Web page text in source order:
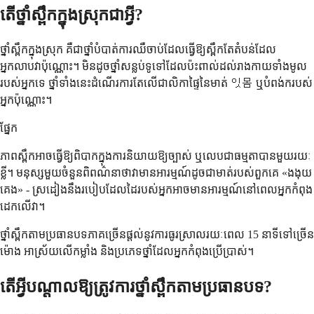
តើថ្នាំស្ពឹកក្នុងស្រុកជាអ្វី?
ថ្នាំស្ពឹកក្នុងស្រុក គឺជាថ្នាំបំបាត់ការឈឺចាប់ដែលធ្វើឱ្យស្ពឹកតែតំបន់ដែល
អ្នកលាបវាប៉ុណ្ណោះ។ មិនដូចថ្នាំសន្លប់ទូទៅដែលប៉ះពាល់ដល់រាងកាយទាំងមូល
របស់អ្នកទេ ថ្នាំទាំងនេះដំណើរការតែលើជាលិកាផ្ទៃនៃមាត់ 잇몸 ឬបំពង់ករបស់
អ្នកប៉ុណ្ណោះ។
ផ្នែក
ភាពស្ពឹកអាចធ្វើឱ្យពិបាកក្នុងការនិយាយឱ្យច្បាស់ ឬលេបជាធម្មតាបានមួយរយៈ
ខ្លី។ មនុស្សមួយចំនួនពិពណ៌នាថាវាមានអារម្មណ៍ដូចជាមាត់របស់ពួកគេ «ងងុយ
គេង» - ស្រដៀងនឹងរបៀបដែលដៃរបស់អ្នកអាចមានអារម្មណ៍នៅពេលអ្នកកំពុង
ដេកលើវា។
ថ្នាំស្ពឹកតាមប្រធានបទភាគច្រើនផ្តល់នូវការធូរស្រាលរយៈពេល 15 នាទីទៅច្រើន
ម៉ោង អាស្រ័យលើកម្លាំង និងប្រភេទថ្នាំដែលអ្នកកំពុងប្រើប្រាស់។
តើអ្វីបណ្តាលឱ្យត្រូវការថ្នាំស្ពឹកតាមប្រធានបទ?